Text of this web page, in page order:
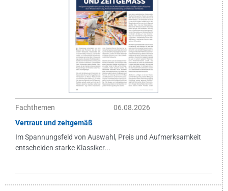
Fachthemen
06.08.2026
Vertraut und zeitgemäß
Im Spannungsfeld von Auswahl, Preis und Aufmerksamkeit
entscheiden starke Klassiker...